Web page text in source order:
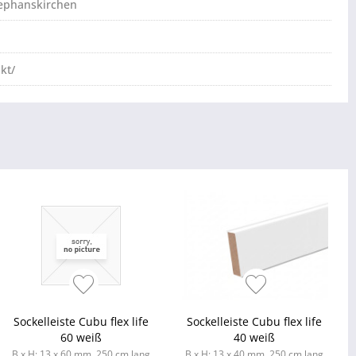
Sockelleiste Cubu flex life
60 weiß
Sockelleiste Cubu flex life
40 weiß